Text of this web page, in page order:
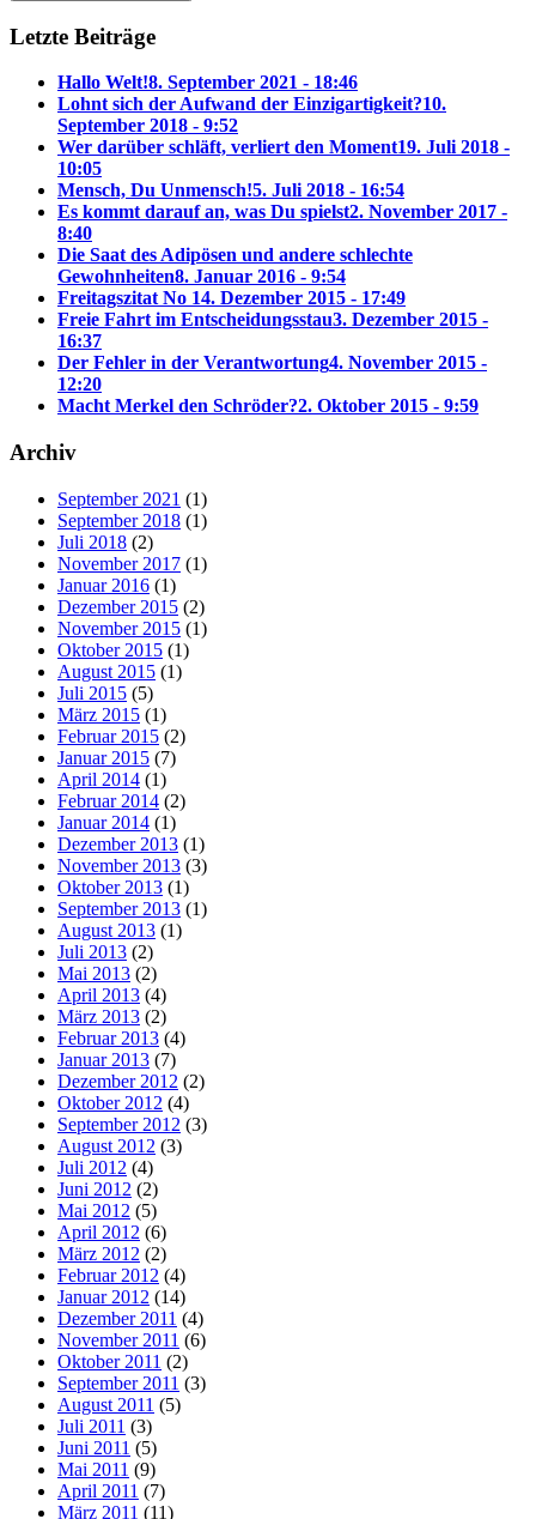
Letzte Beiträge
Hallo Welt!8. September 2021 - 18:46
Lohnt sich der Aufwand der Einzigartigkeit?10.
September 2018 - 9:52
Wer darüber schläft, verliert den Moment19. Juli 2018 -
10:05
Mensch, Du Unmensch!5. Juli 2018 - 16:54
Es kommt darauf an, was Du spielst2. November 2017 -
8:40
Die Saat des Adipösen und andere schlechte
Gewohnheiten8. Januar 2016 - 9:54
Freitagszitat No 14. Dezember 2015 - 17:49
Freie Fahrt im Entscheidungsstau3. Dezember 2015 -
16:37
Der Fehler in der Verantwortung4. November 2015 -
12:20
Macht Merkel den Schröder?2. Oktober 2015 - 9:59
Archiv
September 2021 (1)
September 2018 (1)
Juli 2018 (2)
November 2017 (1)
Januar 2016 (1)
Dezember 2015 (2)
November 2015 (1)
Oktober 2015 (1)
August 2015 (1)
Juli 2015 (5)
März 2015 (1)
Februar 2015 (2)
Januar 2015 (7)
April 2014 (1)
Februar 2014 (2)
Januar 2014 (1)
Dezember 2013 (1)
November 2013 (3)
Oktober 2013 (1)
September 2013 (1)
August 2013 (1)
Juli 2013 (2)
Mai 2013 (2)
April 2013 (4)
März 2013 (2)
Februar 2013 (4)
Januar 2013 (7)
Dezember 2012 (2)
Oktober 2012 (4)
September 2012 (3)
August 2012 (3)
Juli 2012 (4)
Juni 2012 (2)
Mai 2012 (5)
April 2012 (6)
März 2012 (2)
Februar 2012 (4)
Januar 2012 (14)
Dezember 2011 (4)
November 2011 (6)
Oktober 2011 (2)
September 2011 (3)
August 2011 (5)
Juli 2011 (3)
Juni 2011 (5)
Mai 2011 (9)
April 2011 (7)
März 2011 (11)